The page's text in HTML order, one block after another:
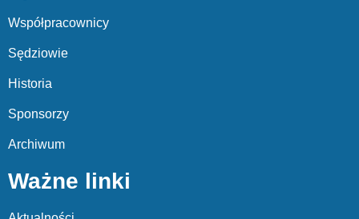
Współpracownicy
Sędziowie
Historia
Sponsorzy
Archiwum
Ważne linki